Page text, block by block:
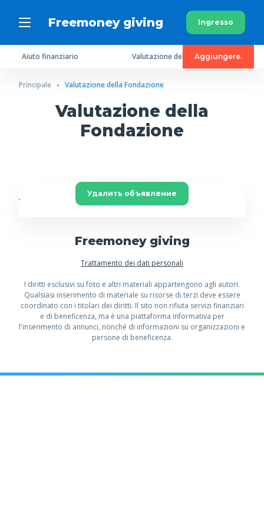
Freemoney giving Ingresso
Aiuto finanziario Valutazione della Fondazione
Aggiungere.
Principale Valutazione della Fondazione
Valutazione della
Fondazione
Удалить объявление
Freemoney giving
Trattamento dei dati personali
I diritti esclusivi su foto e altri materiali appartengono agli autori.
Qualsiasi inserimento di materiale su risorse di terzi deve essere
coordinato con i titolari dei diritti. Il sito non rifiuta servizi finanziari
e di beneficenza, ma è una piattaforma informativa per
l'inserimento di annunci, nonché di informazioni su organizzazioni e
persone di beneficenza.